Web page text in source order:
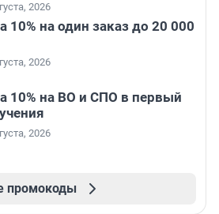
2026
10% на один заказ до 20 000
2026
10% на ВО и СПО в первый
2026
промокоды